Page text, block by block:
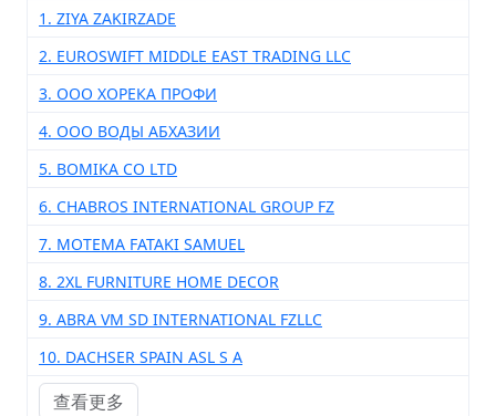
1. ZIYA ZAKIRZADE
2. EUROSWIFT MIDDLE EAST TRADING LLC
3. ООО ХОРЕКА ПРОФИ
4. ООО ВОДЫ АБХАЗИИ
5. BOMIKA CO LTD
6. CHABROS INTERNATIONAL GROUP FZ
7. MOTEMA FATAKI SAMUEL
8. 2XL FURNITURE HOME DECOR
9. ABRA VM SD INTERNATIONAL FZLLC
10. DACHSER SPAIN ASL S A
查看更多